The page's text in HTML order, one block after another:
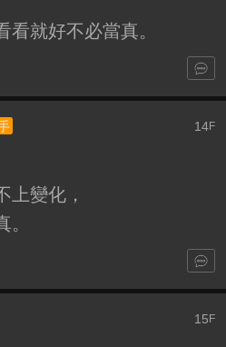
看就好不必當真。
14F
上變化，
15F